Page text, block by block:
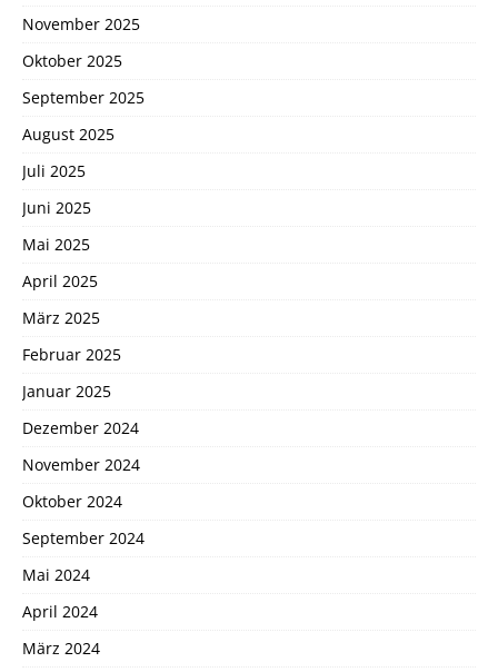
November 2025
Oktober 2025
September 2025
August 2025
Juli 2025
Juni 2025
Mai 2025
April 2025
März 2025
Februar 2025
Januar 2025
Dezember 2024
November 2024
Oktober 2024
September 2024
Mai 2024
April 2024
März 2024